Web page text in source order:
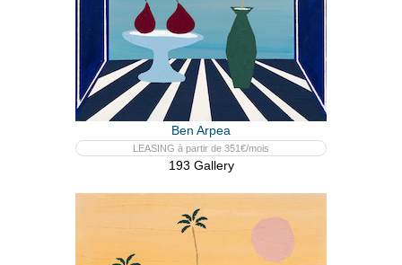
Ben Arpea
LEASING à partir de 351€/mois
193 Gallery